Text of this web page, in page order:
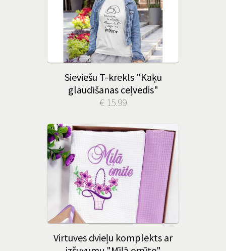
Sieviešu T-krekls "Kaķu
glaudīšanas ceļvedis"
€ 15.99
Virtuves dvieļu komplekts ar